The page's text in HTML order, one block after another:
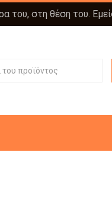
στη θέση του.